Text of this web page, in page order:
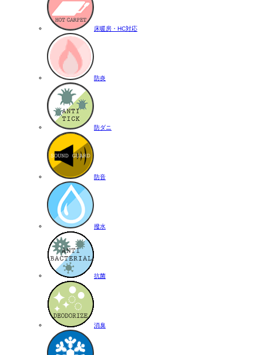
床暖房・HC対応
防炎
防ダニ
防音
撥水
抗菌
消臭